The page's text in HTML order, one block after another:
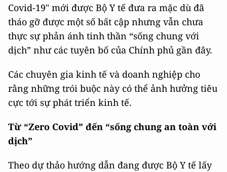
Covid-19" mới được Bộ Y tế đưa ra mặc dù đã
tháo gỡ được một số bất cập nhưng vẫn chưa
thực sự phản ánh tinh thần “sống chung với
dịch” như các tuyên bố của Chính phủ gần đây.
Các chuyên gia kinh tế và doanh nghiệp cho
rằng những trói buộc này có thể ảnh hưởng tiêu
cực tới sự phát triển kinh tế.
Từ “Zero Covid” đến “sống chung an toàn với
dịch”
Theo dự thảo hướng dẫn đang được Bộ Y tế lấy